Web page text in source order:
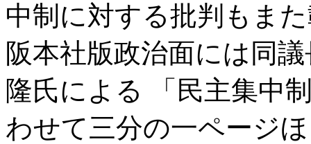
中制に対する批判もま
阪本社版政治面には同
隆氏による 「民主集中
わせて三分の一ページ